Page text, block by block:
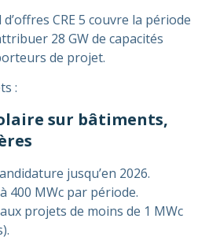
CRE 5 couvre la période
28 GW de capacités
de projet.
:
sur bâtiments,
jusqu’en 2026.
400 MWc par période.
projets de moins de 1 MWc